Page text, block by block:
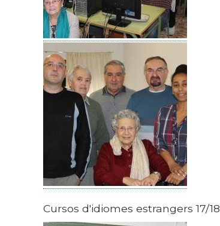
Cursos d'idiomes estrangers 17/18